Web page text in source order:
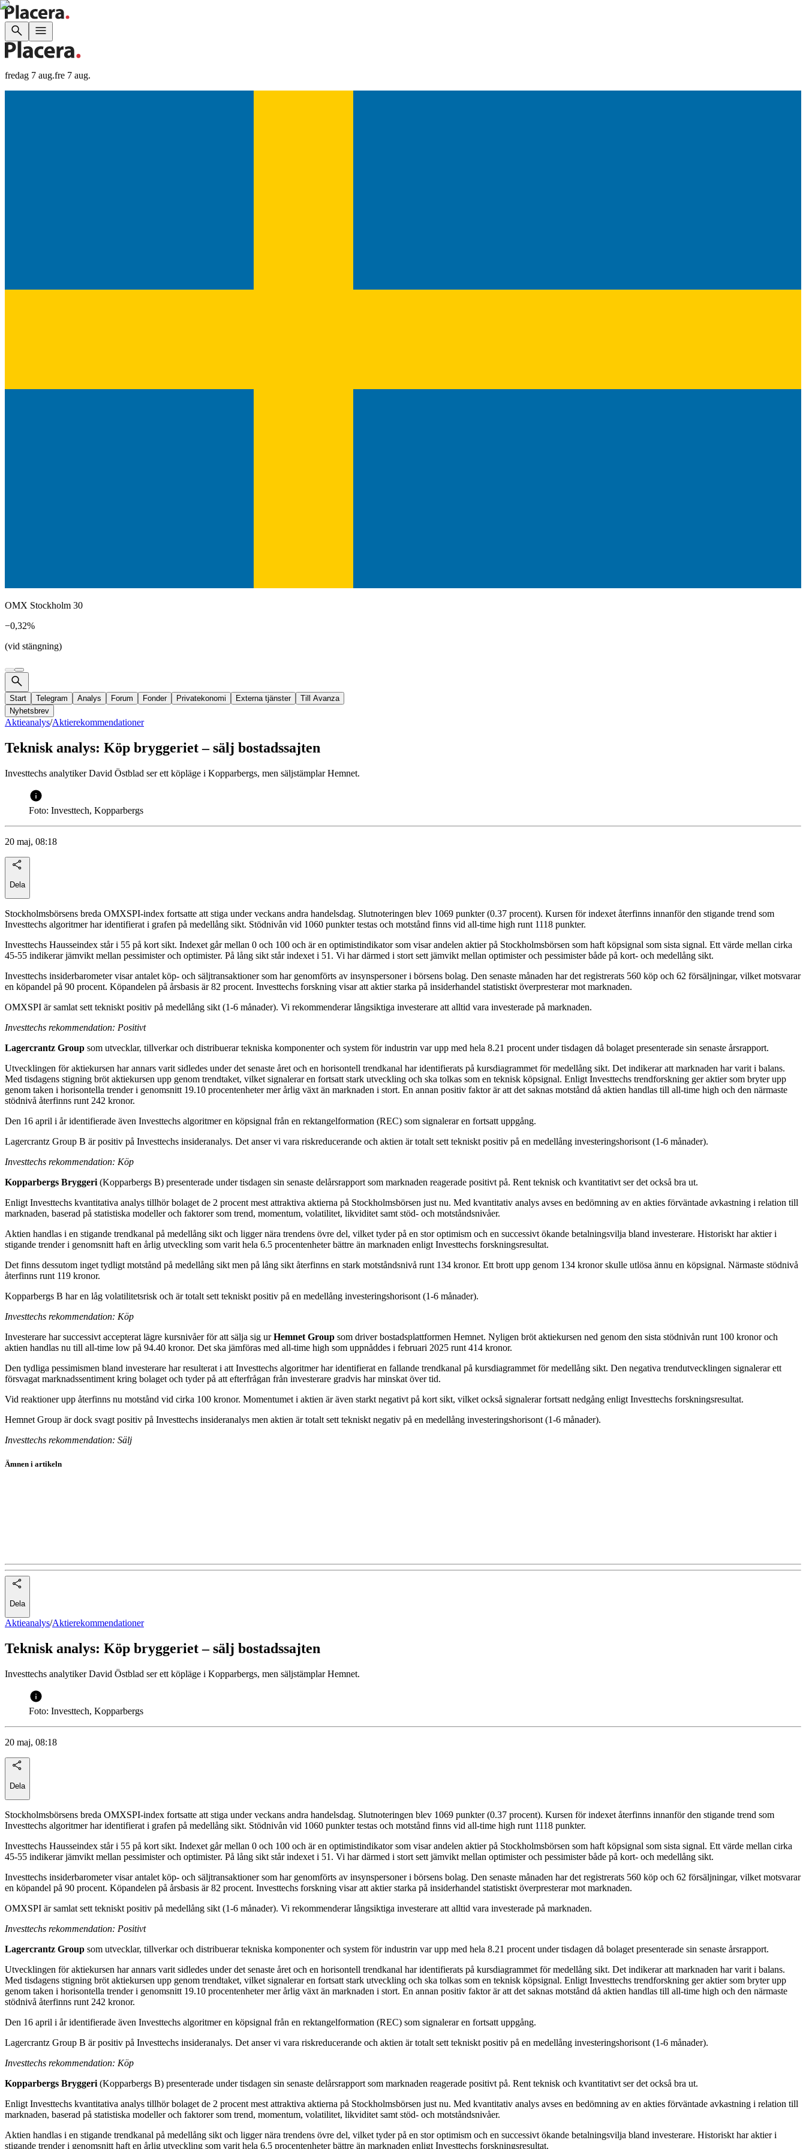
fredag 7 aug.fre 7 aug.
OMX Stockholm 30
−0,32%
(vid stängning)
Start Telegram Analys Forum Fonder Privatekonomi Externa tjänster
Till Avanza
Nyhetsbrev
Aktieanalys/Aktierekommendationer
Teknisk analys: Köp bryggeriet – sälj bostadssajten
Investtechs analytiker David Östblad ser ett köpläge i Kopparbergs, men säljstämplar Hemnet.
Foto: Investtech, Kopparbergs
20 maj, 08:18
Dela
Stockholmsbörsens breda OMXSPI-index fortsatte att stiga under veckans andra handelsdag. Slutnoteringen blev 1069 punkter (0.37 procent). Kursen för indexet återfinns innanför den stigande trend som
Investtechs algoritmer har identifierat i grafen på medellång sikt. Stödnivån vid 1060 punkter testas och motstånd finns vid all-time high runt 1118 punkter.
Investtechs Hausseindex står i 55 på kort sikt. Indexet går mellan 0 och 100 och är en optimistindikator som visar andelen aktier på Stockholmsbörsen som haft köpsignal som sista signal. Ett värde mellan cirka
45-55 indikerar jämvikt mellan pessimister och optimister. På lång sikt står indexet i 51. Vi har därmed i stort sett jämvikt mellan optimister och pessimister både på kort- och medellång sikt.
Investtechs insiderbarometer visar antalet köp- och säljtransaktioner som har genomförts av insynspersoner i börsens bolag. Den senaste månaden har det registrerats 560 köp och 62 försäljningar, vilket motsvarar
en köpandel på 90 procent. Köpandelen på årsbasis är 82 procent. Investtechs forskning visar att aktier starka på insiderhandel statistiskt överpresterar mot marknaden.
OMXSPI är samlat sett tekniskt positiv på medellång sikt (1-6 månader). Vi rekommenderar långsiktiga investerare att alltid vara investerade på marknaden.
Investtechs rekommendation: Positivt
Lagercrantz Group som utvecklar, tillverkar och distribuerar tekniska komponenter och system för industrin var upp med hela 8.21 procent under tisdagen då bolaget presenterade sin senaste årsrapport.
Utvecklingen för aktiekursen har annars varit sidledes under det senaste året och en horisontell trendkanal har identifierats på kursdiagrammet för medellång sikt. Det indikerar att marknaden har varit i balans.
Med tisdagens stigning bröt aktiekursen upp genom trendtaket, vilket signalerar en fortsatt stark utveckling och ska tolkas som en teknisk köpsignal. Enligt Investtechs trendforskning ger aktier som bryter upp
genom taken i horisontella trender i genomsnitt 19.10 procentenheter mer årlig växt än marknaden i stort. En annan positiv faktor är att det saknas motstånd då aktien handlas till all-time high och den närmaste
stödnivå återfinns runt 242 kronor.
Den 16 april i år identifierade även Investtechs algoritmer en köpsignal från en rektangelformation (REC) som signalerar en fortsatt uppgång.
Lagercrantz Group B är positiv på Investtechs insideranalys. Det anser vi vara riskreducerande och aktien är totalt sett tekniskt positiv på en medellång investeringshorisont (1-6 månader).
Investtechs rekommendation: Köp
Kopparbergs Bryggeri(Kopparbergs B) presenterade under tisdagen sin senaste delårsrapport som marknaden reagerade positivt på. Rent teknisk och kvantitativt ser det också bra ut.
Enligt Investtechs kvantitativa analys tillhör bolaget de 2 procent mest attraktiva aktierna på Stockholmsbörsen just nu. Med kvantitativ analys avses en bedömning av en akties förväntade avkastning i relation till
marknaden, baserad på statistiska modeller och faktorer som trend, momentum, volatilitet, likviditet samt stöd- och motståndsnivåer.
Aktien handlas i en stigande trendkanal på medellång sikt och ligger nära trendens övre del, vilket tyder på en stor optimism och en successivt ökande betalningsvilja bland investerare. Historiskt har aktier i
stigande trender i genomsnitt haft en årlig utveckling som varit hela 6.5 procentenheter bättre än marknaden enligt Investtechs forskningsresultat.
Det finns dessutom inget tydligt motstånd på medellång sikt men på lång sikt återfinns en stark motståndsnivå runt 134 kronor. Ett brott upp genom 134 kronor skulle utlösa ännu en köpsignal. Närmaste stödnivå
återfinns runt 119 kronor.
Kopparbergs B har en låg volatilitetsrisk och är totalt sett tekniskt positiv på en medellång investeringshorisont (1-6 månader).
Investtechs rekommendation: Köp
Investerare har successivt accepterat lägre kursnivåer för att sälja sig urHemnet Group som driver bostadsplattformen Hemnet. Nyligen bröt aktiekursen ned genom den sista stödnivån runt 100 kronor och
aktien handlas nu till all-time low på 94.40 kronor. Det ska jämföras med all-time high som uppnåddes i februari 2025 runt 414 kronor.
Den tydliga pessimismen bland investerare har resulterat i att Investtechs algoritmer har identifierat en fallande trendkanal på kursdiagrammet för medellång sikt. Den negativa trendutvecklingen signalerar ett
försvagat marknadssentiment kring bolaget och tyder på att efterfrågan från investerare gradvis har minskat över tid.
Vid reaktioner upp återfinns nu motstånd vid cirka 100 kronor. Momentumet i aktien är även starkt negativt på kort sikt, vilket också signalerar fortsatt nedgång enligt Investtechs forskningsresultat.
Hemnet Group är dock svagt positiv på Investtechs insideranalys men aktien är totalt sett tekniskt negativ på en medellång investeringshorisont (1-6 månader).
Investtechs rekommendation: Sälj
Ämnen i artikeln
Dela
Aktieanalys/Aktierekommendationer
Teknisk analys: Köp bryggeriet – sälj bostadssajten
Investtechs analytiker David Östblad ser ett köpläge i Kopparbergs, men säljstämplar Hemnet.
Foto: Investtech, Kopparbergs
20 maj, 08:18
Dela
Stockholmsbörsens breda OMXSPI-index fortsatte att stiga under veckans andra handelsdag. Slutnoteringen blev 1069 punkter (0.37 procent). Kursen för indexet återfinns innanför den stigande trend som
Investtechs algoritmer har identifierat i grafen på medellång sikt. Stödnivån vid 1060 punkter testas och motstånd finns vid all-time high runt 1118 punkter.
Investtechs Hausseindex står i 55 på kort sikt. Indexet går mellan 0 och 100 och är en optimistindikator som visar andelen aktier på Stockholmsbörsen som haft köpsignal som sista signal. Ett värde mellan cirka
45-55 indikerar jämvikt mellan pessimister och optimister. På lång sikt står indexet i 51. Vi har därmed i stort sett jämvikt mellan optimister och pessimister både på kort- och medellång sikt.
Investtechs insiderbarometer visar antalet köp- och säljtransaktioner som har genomförts av insynspersoner i börsens bolag. Den senaste månaden har det registrerats 560 köp och 62 försäljningar, vilket motsvarar
en köpandel på 90 procent. Köpandelen på årsbasis är 82 procent. Investtechs forskning visar att aktier starka på insiderhandel statistiskt överpresterar mot marknaden.
OMXSPI är samlat sett tekniskt positiv på medellång sikt (1-6 månader). Vi rekommenderar långsiktiga investerare att alltid vara investerade på marknaden.
Investtechs rekommendation: Positivt
Lagercrantz Group som utvecklar, tillverkar och distribuerar tekniska komponenter och system för industrin var upp med hela 8.21 procent under tisdagen då bolaget presenterade sin senaste årsrapport.
Utvecklingen för aktiekursen har annars varit sidledes under det senaste året och en horisontell trendkanal har identifierats på kursdiagrammet för medellång sikt. Det indikerar att marknaden har varit i balans.
Med tisdagens stigning bröt aktiekursen upp genom trendtaket, vilket signalerar en fortsatt stark utveckling och ska tolkas som en teknisk köpsignal. Enligt Investtechs trendforskning ger aktier som bryter upp
genom taken i horisontella trender i genomsnitt 19.10 procentenheter mer årlig växt än marknaden i stort. En annan positiv faktor är att det saknas motstånd då aktien handlas till all-time high och den närmaste
stödnivå återfinns runt 242 kronor.
Den 16 april i år identifierade även Investtechs algoritmer en köpsignal från en rektangelformation (REC) som signalerar en fortsatt uppgång.
Lagercrantz Group B är positiv på Investtechs insideranalys. Det anser vi vara riskreducerande och aktien är totalt sett tekniskt positiv på en medellång investeringshorisont (1-6 månader).
Investtechs rekommendation: Köp
Kopparbergs Bryggeri (Kopparbergs B) presenterade under tisdagen sin senaste delårsrapport som marknaden reagerade positivt på. Rent teknisk och kvantitativt ser det också bra ut.
Enligt Investtechs kvantitativa analys tillhör bolaget de 2 procent mest attraktiva aktierna på Stockholmsbörsen just nu. Med kvantitativ analys avses en bedömning av en akties förväntade avkastning i relation till
marknaden, baserad på statistiska modeller och faktorer som trend, momentum, volatilitet, likviditet samt stöd- och motståndsnivåer.
Aktien handlas i en stigande trendkanal på medellång sikt och ligger nära trendens övre del, vilket tyder på en stor optimism och en successivt ökande betalningsvilja bland investerare. Historiskt har aktier i
stigande trender i genomsnitt haft en årlig utveckling som varit hela 6.5 procentenheter bättre än marknaden enligt Investtechs forskningsresultat.